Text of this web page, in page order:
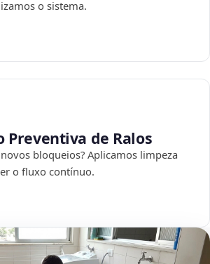
o sistema.
Preventiva de Ralos
bloqueios? Aplicamos limpeza
o fluxo contínuo.